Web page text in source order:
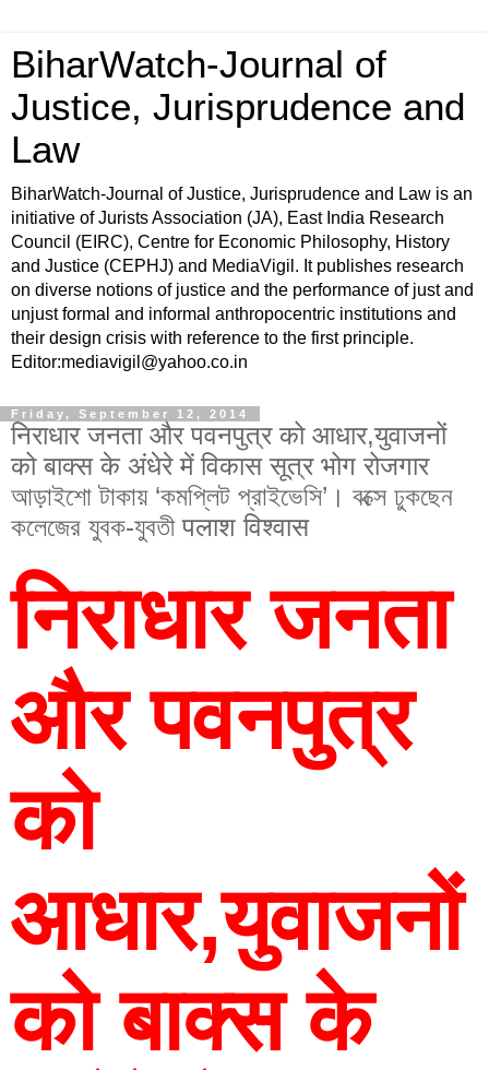
BiharWatch-Journal of
Justice, Jurisprudence and
Law
BiharWatch-Journal of Justice, Jurisprudence and Law is an
initiative of Jurists Association (JA), East India Research
Council (EIRC), Centre for Economic Philosophy, History
and Justice (CEPHJ) and MediaVigil. It publishes research
on diverse notions of justice and the performance of just and
unjust formal and informal anthropocentric institutions and
their design crisis with reference to the first principle.
Editor:mediavigil@yahoo.co.in
Friday, September 12, 2014
निराधार जनता और पवनपुत्र को आधार,युवाजनों
को बाक्स के अंधेरे में विकास सूत्र भोग रोजगार
আড়াইশো টাকায় ‘কমপ্লিট প্রাইভেসি’। বক্সে ঢুকছেন
কলেজের যুবক-যুবতী पलाश विश्वास
निराधार जनता
और पवनपुत्र
को
आधार,युवाजनों
को बाक्स के